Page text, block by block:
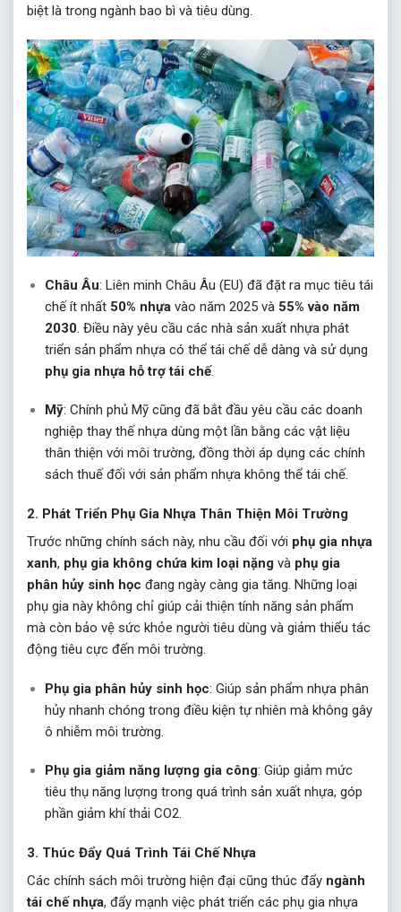
biệt là trong ngành bao bì và tiêu dùng.
Châu Âu: Liên minh Châu Âu (EU) đã đặt ra mục tiêu tái
chế ít nhất 50% nhựavào năm 2025 và 55% vào năm
2030. Điều này yêu cầu các nhà sản xuất nhựa phát
triển sản phẩm nhựa có thể tái chế dễ dàng và sử dụng
phụ gia nhựa hỗ trợ tái chế.
Mỹ: Chính phủ Mỹ cũng đã bắt đầu yêu cầu các doanh
nghiệp thay thế nhựa dùng một lần bằng các vật liệu
thân thiện với môi trường, đồng thời áp dụng các chính
sách thuế đối với sản phẩm nhựa không thể tái chế.
2. Phát Triển Phụ Gia Nhựa Thân Thiện Môi Trường
Trước những chính sách này, nhu cầu đối với phụ gia nhựa
xanh, phụ gia không chứa kim loại nặng và phụ gia
phân hủy sinh học đang ngày càng gia tăng. Những loại
phụ gia này không chỉ giúp cải thiện tính năng sản phẩm
mà còn bảo vệ sức khỏe người tiêu dùng và giảm thiểu tác
động tiêu cực đến môi trường.
Phụ gia phân hủy sinh học: Giúp sản phẩm nhựa phân
hủy nhanh chóng trong điều kiện tự nhiên mà không gây
ô nhiễm môi trường.
Phụ gia giảm năng lượng gia công: Giúp giảm mức
tiêu thụ năng lượng trong quá trình sản xuất nhựa, góp
phần giảm khí thải CO2.
3. Thúc Đẩy Quá Trình Tái Chế Nhựa
Các chính sách môi trường hiện đại cũng thúc đẩy ngành
tái chế nhựa, đẩy mạnh việc phát triển các phụ gia nhựa